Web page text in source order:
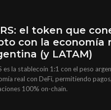
el token que
con la economía
(y LATAM)
es la stablecoin 1:1 con el peso
real con DeFi, permitiendo
100% on-chain.